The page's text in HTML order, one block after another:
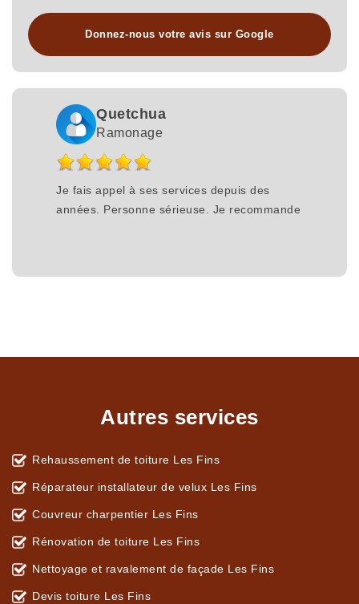
Donnez-nous votre avis sur Google
Quetchua
Ramonage
Je fais appel à ses services depuis des
années. Personne sérieuse. Je recommande
Autres services
Rehaussement de toiture Les Fins
Réparateur installateur de velux Les Fins
Couvreur charpentier Les Fins
Rénovation de toiture Les Fins
Nettoyage et ravalement de façade Les Fins
Devis toiture Les Fins